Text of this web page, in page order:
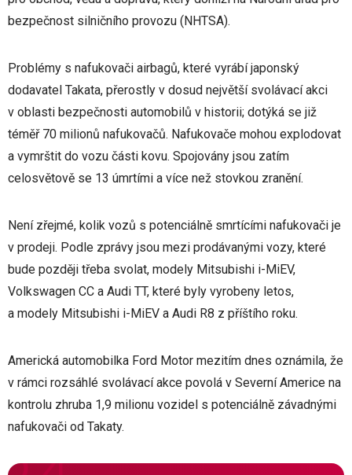
bezpečnost silničního provozu (NHTSA).
Problémy s nafukovači airbagů, které vyrábí japonský
dodavatel Takata, přerostly v dosud největší svolávací akci
v oblasti bezpečnosti automobilů v historii; dotýká se již
téměř 70 milionů nafukovačů. Nafukovače mohou explodovat
a vymrštit do vozu části kovu. Spojovány jsou zatím
celosvětově se 13 úmrtími a více než stovkou zranění.
Není zřejmé, kolik vozů s potenciálně smrtícími nafukovači je
v prodeji. Podle zprávy jsou mezi prodávanými vozy, které
bude později třeba svolat, modely Mitsubishi i-MiEV,
Volkswagen CC a Audi TT, které byly vyrobeny letos,
a modely Mitsubishi i-MiEV a Audi R8 z příštího roku.
Americká automobilka Ford Motor mezitím dnes oznámila, že
v rámci rozsáhlé svolávací akce povolá v Severní Americe na
kontrolu zhruba 1,9 milionu vozidel s potenciálně závadnými
nafukovači od Takaty.